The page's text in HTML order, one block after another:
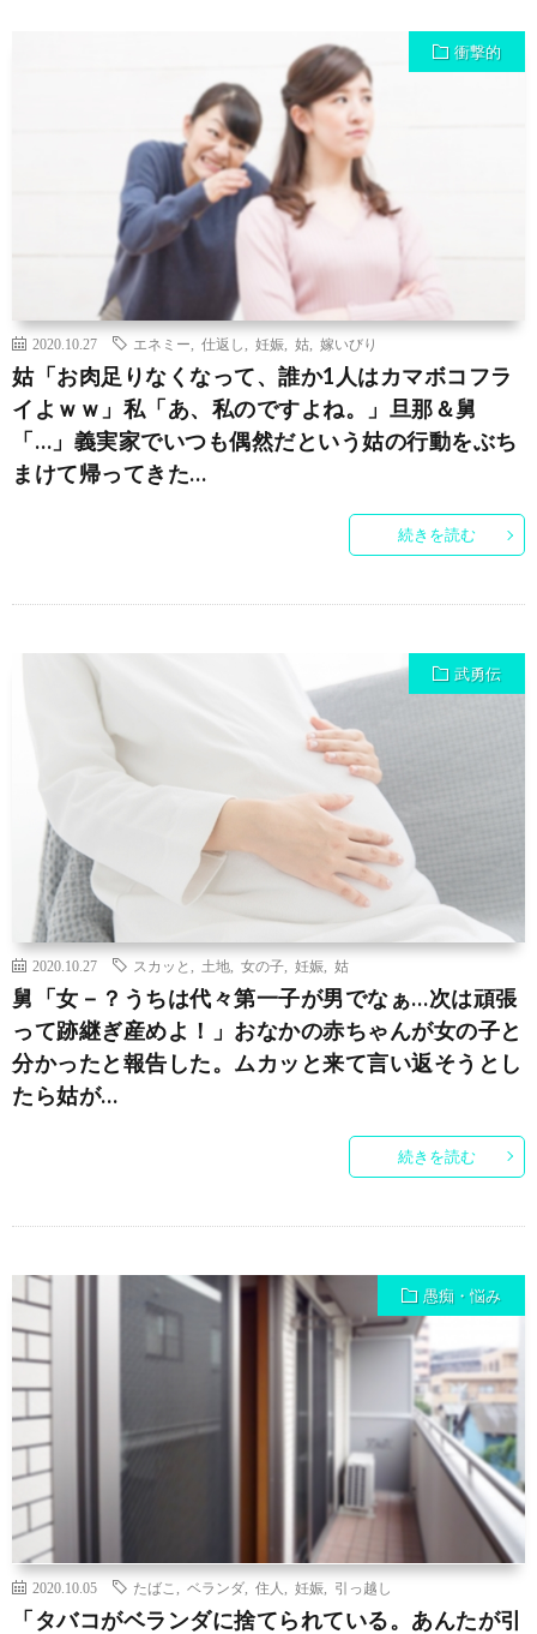
衝撃的
2020.10.27 エネミー 仕返し 妊娠 姑 嫁いびり
姑「お肉足りなくなって、誰か1人はカマボコフラ
イよｗｗ」私「あ、私のですよね。」旦那＆舅
「…」義実家でいつも偶然だという姑の行動をぶち
まけて帰ってきた…
続きを読む
武勇伝
2020.10.27 スカッと 土地 女の子 妊娠 姑
舅「女－？うちは代々第一子が男でなぁ…次は頑張
って跡継ぎ産めよ！」おなかの赤ちゃんが女の子と
分かったと報告した。ムカッと来て言い返そうとし
たら姑が…
続きを読む
愚痴・悩み
2020.10.05 たばこ ベランダ 住人 妊娠 引っ越し
「タバコがベランダに捨てられている。あんたが引